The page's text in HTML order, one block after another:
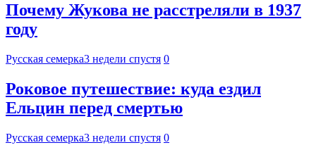
Почему Жукова не расстреляли в 1937
году
Русская семерка3 недели спустя 0
Роковое путешествие: куда ездил
Ельцин перед смертью
Русская семерка3 недели спустя 0